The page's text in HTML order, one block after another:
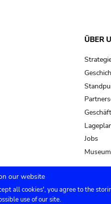
ÜBER
Jobs
Vermietung Kontakt
our website
all cookies', you agree to the
use of our site.